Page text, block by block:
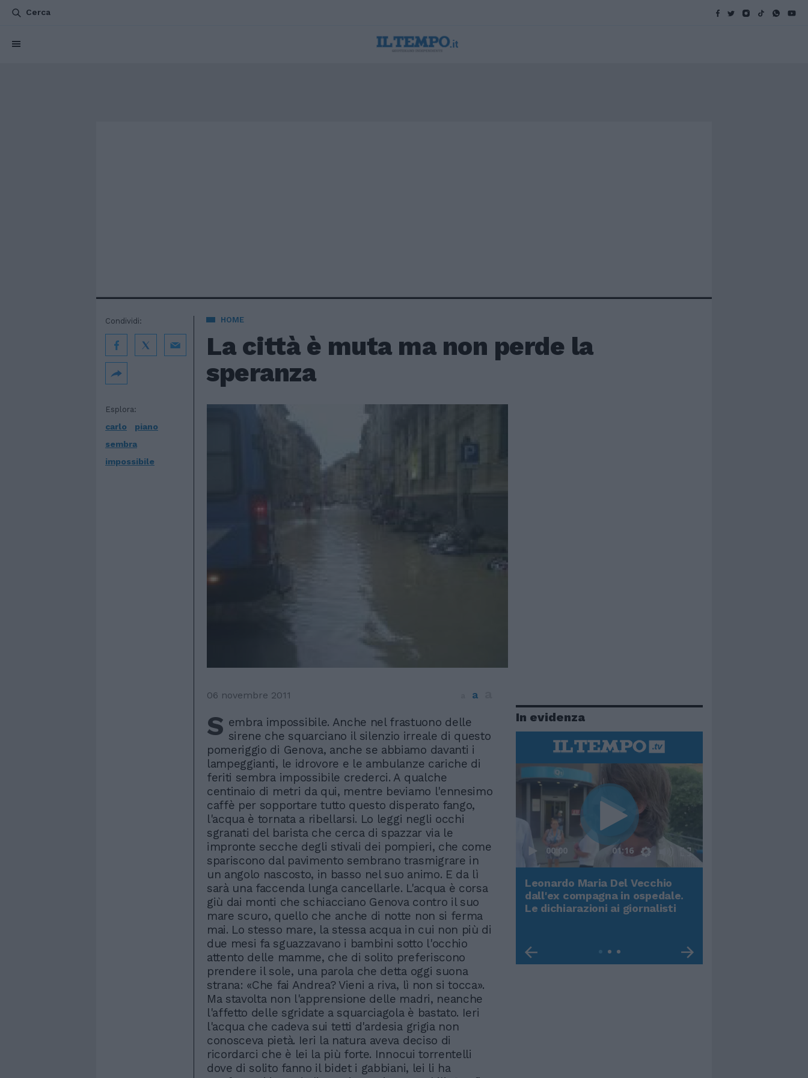
Cerca
HOME
La città è muta ma non perde la
speranza
Esplora:
carlo
piano
sembra
impossibile
Condividi:
06 novembre 2011 a
S embra impossibile. Anche nel frastuono delle
sirene che squarciano il silenzio irreale di questo
pomeriggio di Genova, anche se abbiamo davanti i
lampeggianti, le idrovore e le ambulanze cariche di
feriti sembra impossibile crederci. A qualche
centinaio di metri da qui, mentre beviamo l'ennesimo
caffè per sopportare tutto questo disperato fango,
l'acqua è tornata a ribellarsi. Lo leggi negli occhi
sgranati del barista che cerca di spazzar via le
impronte secche degli stivali dei pompieri, che come
spariscono dal pavimento sembrano trasmigrare in
un angolo nascosto, in basso nel suo animo. E da lì
sarà una faccenda lunga cancellarle. L'acqua è corsa
giù dai monti che schiacciano Genova contro il suo
mare scuro, quello che anche di notte non si ferma
mai. Lo stesso mare, la stessa acqua in cui non più di
due mesi fa sguazzavano i bambini sotto l'occhio
attento delle mamme, che di solito preferiscono
prendere il sole, una parola che detta oggi suona
strana: «Che fai Andrea? Vieni a riva, lì non si tocca».
Ma stavolta non l'apprensione delle madri, neanche
l'affetto delle sgridate a squarciagola è bastato. Ieri
l'acqua che cadeva sui tetti d'ardesia grigia non
conosceva pietà. Ieri la natura aveva deciso di
ricordarci che è lei la più forte. Innocui torrentelli
dove di solito fanno il bidet i gabbiani, lei li ha
In evidenza
Rudy Giuliani a Come States?
Trump, Meloni e la strategia
americana
00:00 01:16
Leonardo Maria Del Vecchio
dall'ex compagna in ospedale.
Le dichiarazioni ai giornalisti